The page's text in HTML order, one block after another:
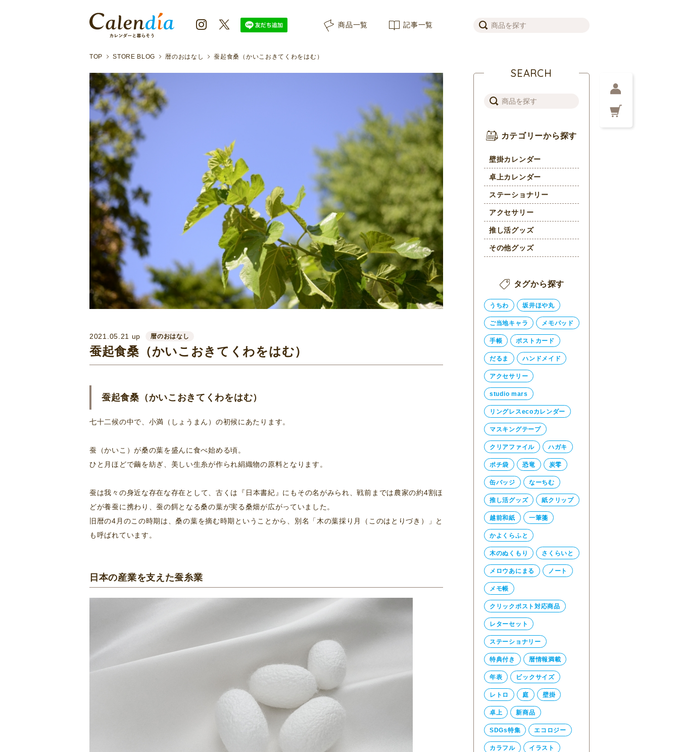
商品一覧 記事一覧
TOP STORE BLOG 暦のおはなし 蚕起食桑（かいこおきてくわをはむ）
2021.05.21 up 暦のおはなし
蚕起食桑（かいこおきてくわをはむ）
蚕起食桑（かいこおきてくわをはむ）
七十二候の中で、小満（しょうまん）の初候にあたります。
蚕（かいこ）が桑の葉を盛んに食べ始める頃。
ひと月ほどで繭を紡ぎ、美しい生糸が作られ絹織物の原料となります。
蚕は我々の身近な存在な存在として、古くは『日本書紀』にもその名がみられ、戦前までは農家の約4割ほ
どが養蚕に携わり、蚕の餌となる桑の葉が実る桑畑が広がっていました。
旧暦の4月のこの時期は、桑の葉を摘む時期ということから、別名「木の葉採り月（このはとりづき）」と
も呼ばれています。
日本の産業を支えた蚕糸業
SEARCH
カテゴリーから探す
壁掛カレンダー
卓上カレンダー
ステーショナリー
アクセサリー
推し活グッズ
その他グッズ
タグから探す
うちわ 坂井ほや丸
ご当地キャラ メモパッド
手帳 ポストカード
だるま ハンドメイド
アクセサリー
studio mars
リングレスecoカレンダー
マスキングテープ
クリアファイル ハガキ
ポチ袋 恐竜 炭零
缶バッジ なーちむ
推し活グッズ 紙クリップ
越前和紙 一筆箋
かよくらふと
木のぬくもり さくらいと
メロウあにまる ノート
メモ帳
クリックポスト対応商品
レターセット
ステーショナリー
特典付き 暦情報満載
年表 ビックサイズ
レトロ 庭 壁掛
卓上 新商品
SDGs特集 エコロジー
カラフル イラスト